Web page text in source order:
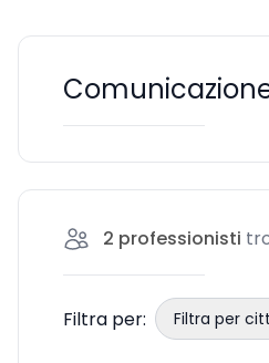
2 professionisti
Filtra per: Filtra per